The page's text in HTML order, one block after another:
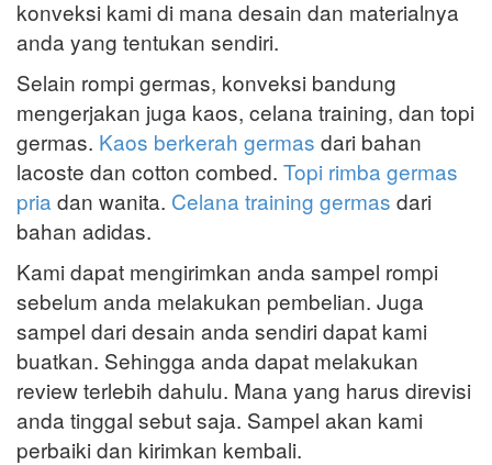
konveksi kami di mana desain dan materialnya
anda yang tentukan sendiri.
Selain rompi germas, konveksi bandung
mengerjakan juga kaos, celana training, dan topi
germas. Kaos berkerah germas dari bahan
lacoste dan cotton combed. Topi rimba germas
pria dan wanita. Celana training germas dari
bahan adidas.
Kami dapat mengirimkan anda sampel rompi
sebelum anda melakukan pembelian. Juga
sampel dari desain anda sendiri dapat kami
buatkan. Sehingga anda dapat melakukan
review terlebih dahulu. Mana yang harus direvisi
anda tinggal sebut saja. Sampel akan kami
perbaiki dan kirimkan kembali.